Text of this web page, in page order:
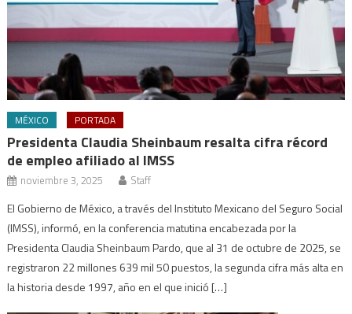
MÉXICO PORTADA
Presidenta Claudia Sheinbaum resalta cifra récord
de empleo afiliado al IMSS
noviembre 3, 2025 Staff
El Gobierno de México, a través del Instituto Mexicano del Seguro Social
(IMSS), informó, en la conferencia matutina encabezada por la
Presidenta Claudia Sheinbaum Pardo, que al 31 de octubre de 2025, se
registraron 22 millones 639 mil 50 puestos, la segunda cifra más alta en
la historia desde 1997, año en el que inició […]